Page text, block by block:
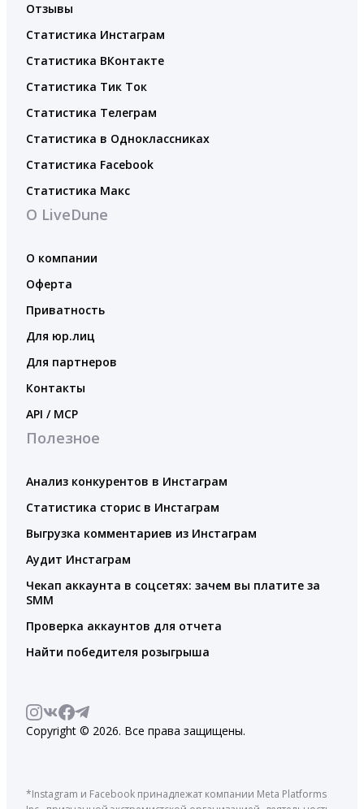
Отзывы
Статистика Инстаграм
Статистика ВКонтакте
Статистика Тик Ток
Статистика Телеграм
Статистика в Одноклассниках
Статистика Facebook
Статистика Макс
О LiveDune
О компании
Оферта
Приватность
Для юр.лиц
Для партнеров
Контакты
API / MCP
Полезное
Анализ конкурентов в Инстаграм
Статистика сторис в Инстаграм
Выгрузка комментариев из Инстаграм
Аудит Инстаграм
Чекап аккаунта в соцсетях: зачем вы платите за
SMM
Проверка аккаунтов для отчета
Найти победителя розыгрыша
Copyright © 2026. Все права защищены.
*Instagram и Facebook принадлежат компании Meta Platforms